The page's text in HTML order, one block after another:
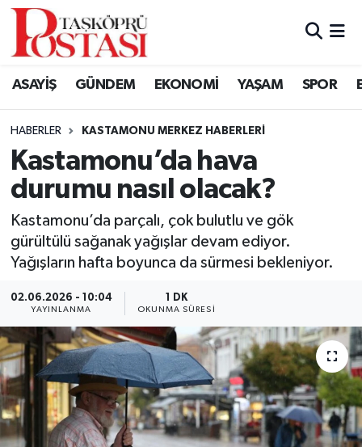
ASAYİŞ GÜNDEM EKONOMİ YAŞAM SPOR
HABERLER KASTAMONU MERKEZ HABERLERI
Kastamonu’da hava
durumu nasıl olacak?
Kastamonu’da parçalı, çok bulutlu ve gök
gürültülü sağanak yağışlar devam ediyor.
Yağışların hafta boyunca da sürmesi bekleniyor.
02.06.2026 - 10:04
YAYINLANMA
1 DK
OKUNMA SÜRESI
Kastamonu Vefat Edenler
Araç Haberleri
Azdavay Haberleri
Bozkurt Haberleri
Çatalzeytin Haberleri
Cide Haberleri
Daday Haberleri
Devrekani Haberleri